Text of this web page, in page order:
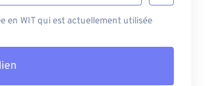
en WIT qui est actuellement utilisée